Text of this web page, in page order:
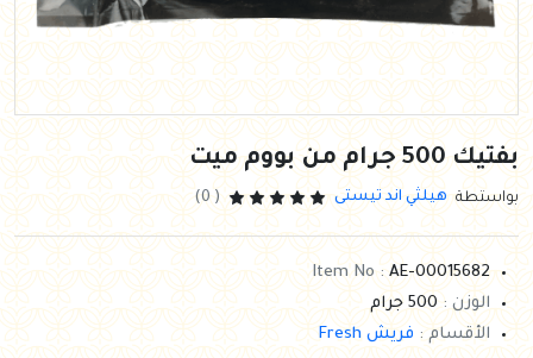
بفتيك 500 جرام من بووم ميت
بواستطة هيلثي اند تيستى ( 0)
Item No :AE-00015682
الوزن :500 جرام
الأقسام : فريش Fresh